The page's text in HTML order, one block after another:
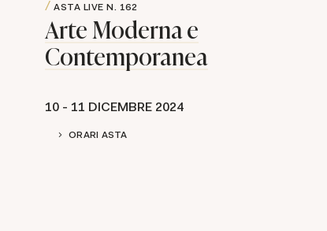
ASTA LIVE N. 162
Arte Moderna e
Contemporanea
10 - 11 DICEMBRE 2024
ORARI ASTA